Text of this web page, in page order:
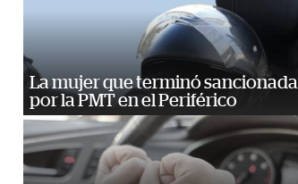
La mujer que terminó sancionada
por la PMT en el Periférico